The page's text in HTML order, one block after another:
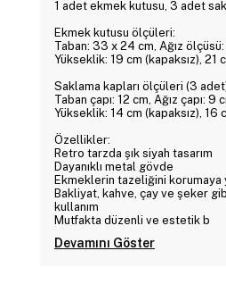
1 adet ekmek kutusu, 3 adet
Ekmek kutusu ölçüleri:
Taban: 33 x 24 cm, Ağız
Yükseklik: 19 cm (kapaksız), 21
Saklama kapları ölçüleri (3
Taban çapı: 12 cm, Ağız çapı: 9
Yükseklik: 14 cm (kapaksız), 16
Özellikler:
Retro tarzda şık siyah tasarım
Dayanıklı metal gövde
Ekmeklerin tazeliğini korumaya
Bakliyat, kahve, çay ve şeker
kullanım
Mutfakta düzenli ve estetik b
Devamını Göster